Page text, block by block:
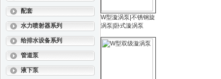
配套
水力喷射器系列
给排水设备系列
管道泵
液下泵
W型漩涡泵|不锈钢旋
涡泵|卧式漩涡泵